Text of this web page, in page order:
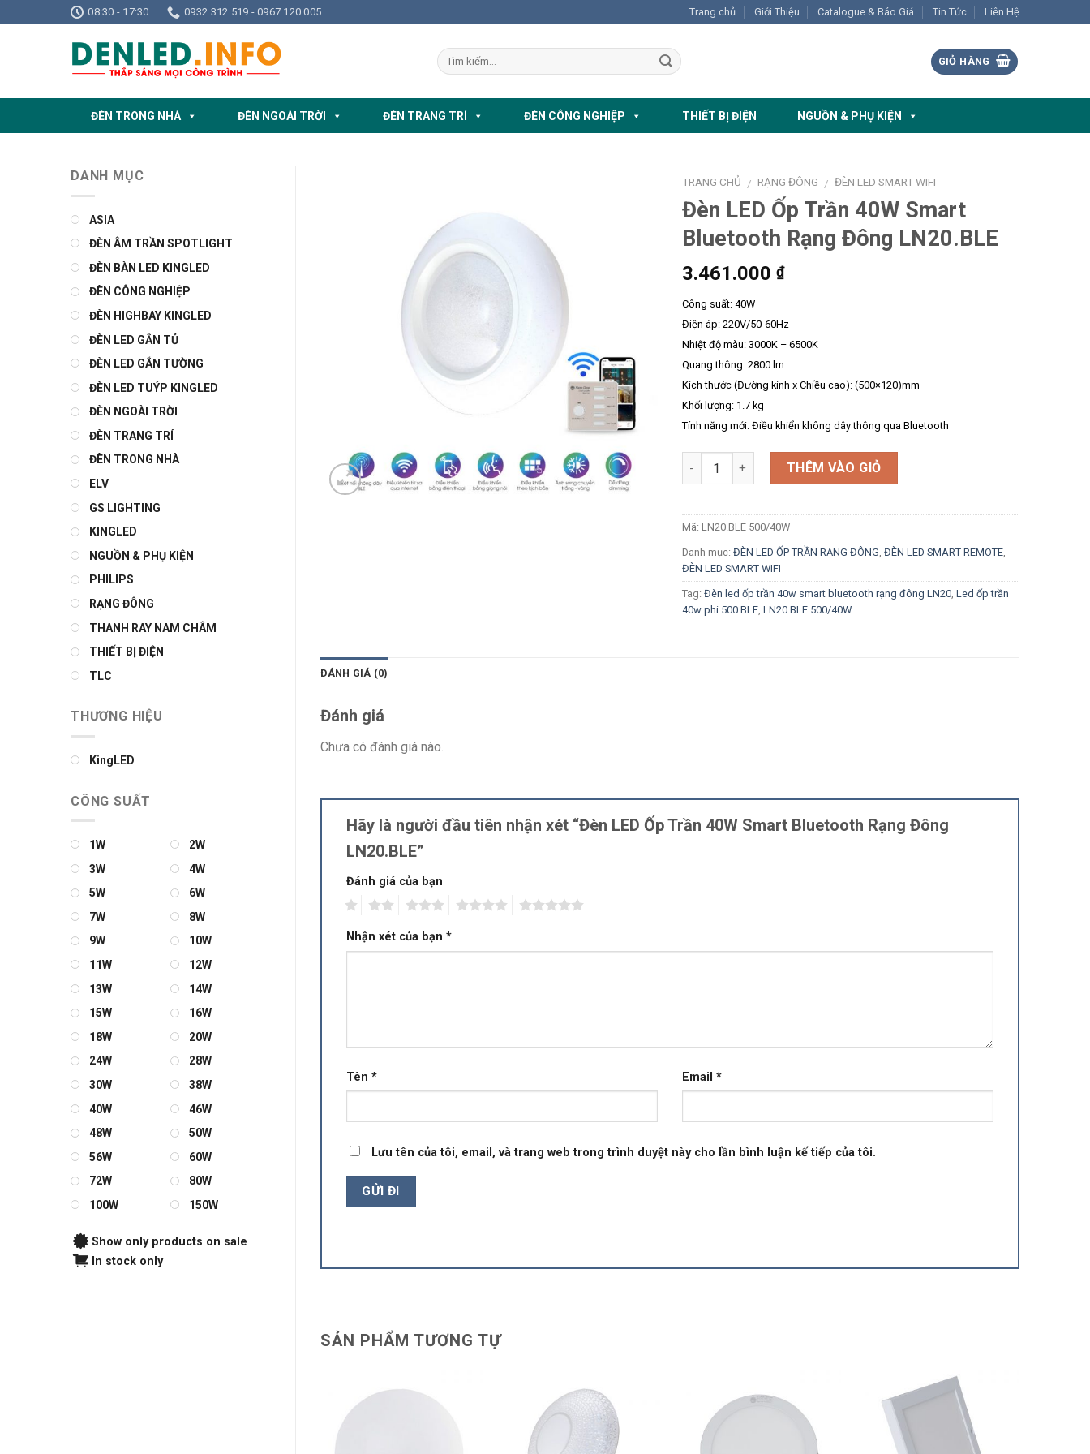
to
08:30 - 17:30 0932.312.519 - 0967.120.005 Trang chủ Giới Thiệu Catalogue & Báo Giá Tin Tức Liên Hệ
GIỎ HÀNG
ĐÈN TRONG NHÀ ĐÈN NGOÀI TRỜI ĐÈN TRANG TRÍ ĐÈN CÔNG NGHIỆP THIẾT BỊ ĐIỆN NGUỒN & PHỤ KIỆN
TRANG CHỦ / RẠNG ĐÔNG / ĐÈN LED SMART WIFI
Đèn LED Ốp Trần 40W Smart
Bluetooth Rạng Đông LN20.BLE
3.461.000 ₫
Công suất: 40W
Điện áp: 220V/50-60Hz
Nhiệt độ màu: 3000K – 6500K
Quang thông: 2800 lm
Kích thước (Đường kính x Chiều cao): (500×120)mm
Khối lượng: 1.7 kg
Tính năng mới: Điều khiển không dây thông qua Bluetooth
Số lượng THÊM VÀO GIỎ
Mã: LN20.BLE 500/40W
Danh mục: ĐÈN LED ỐP TRẦN RẠNG ĐÔNG, ĐÈN LED SMART REMOTE,
ĐÈN LED SMART WIFI
Tag: Đèn led ốp trần 40w smart bluetooth rạng đông LN20, Led ốp trần
40w phi 500 BLE, LN20.BLE 500/40W
ĐÁNH GIÁ (0)
Đánh giá
Chưa có đánh giá nào.
Hãy là người đầu tiên nhận xét “Đèn LED Ốp Trần 40W Smart Bluetooth Rạng Đông
LN20.BLE”
Đánh giá của bạn
Nhận xét của bạn *
Tên * Email *
Lưu tên của tôi, email, và trang web trong trình duyệt này cho lần bình luận kế tiếp của tôi.
SẢN PHẨM TƯƠNG TỰ
DANH MỤC
ASIA
ĐÈN ÂM TRẦN SPOTLIGHT
ĐÈN BÀN LED KINGLED
ĐÈN CÔNG NGHIỆP
ĐÈN HIGHBAY KINGLED
ĐÈN LED GẮN TỦ
ĐÈN LED GẮN TƯỜNG
ĐÈN LED TUÝP KINGLED
ĐÈN NGOÀI TRỜI
ĐÈN TRANG TRÍ
ĐÈN TRONG NHÀ
ELV
GS LIGHTING
KINGLED
NGUỒN & PHỤ KIỆN
PHILIPS
RẠNG ĐÔNG
THANH RAY NAM CHÂM
THIẾT BỊ ĐIỆN
TLC
THƯƠNG HIỆU
KingLED
CÔNG SUẤT
1W
2W
3W
4W
5W
6W
7W
8W
9W
10W
11W
12W
13W
14W
15W
16W
18W
20W
24W
28W
30W
38W
40W
46W
48W
50W
56W
60W
72W
80W
100W
150W
Show only products on sale
In stock only